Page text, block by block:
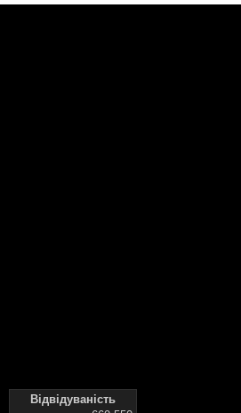
Відвідуваність